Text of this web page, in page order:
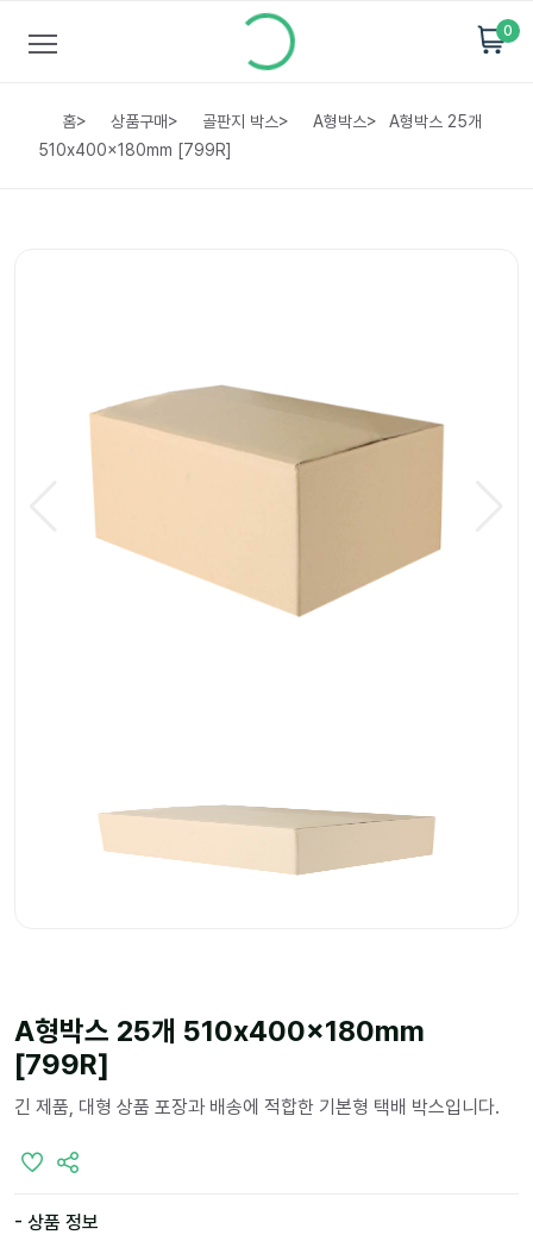
0
홈> 상품구매> 골판지 박스> A형박스>
A형박스 25개
510x400x180mm [799R]
A형박스 25개 510x400x180mm
[799R]
긴 제품, 대형 상품 포장과 배송에 적합한 기본형 택배 박스입니다.
- 상품 정보